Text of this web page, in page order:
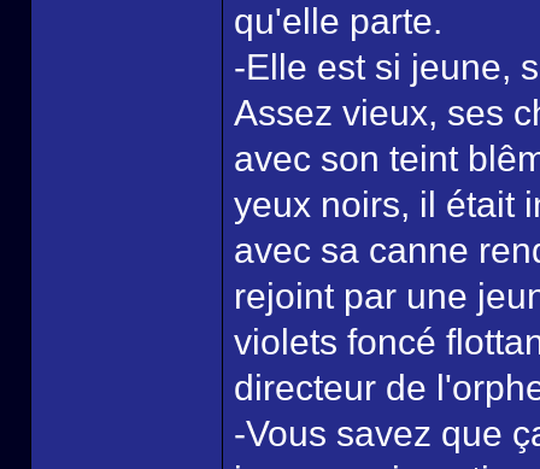
qu'elle parte.
-Elle est si jeune,
Assez vieux, ses
avec son teint
yeux noirs, il était
avec sa canne
rejoint par une
violets foncé
directeur de
-Vous savez que